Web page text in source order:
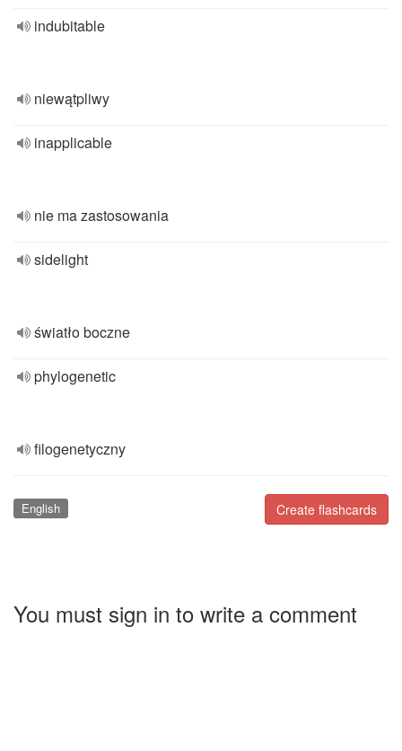
indubitable
niewątpliwy
inapplicable
nie ma zastosowania
sidelight
światło boczne
phylogenetic
filogenetyczny
Create flashcards
English
You must sign in to write a comment